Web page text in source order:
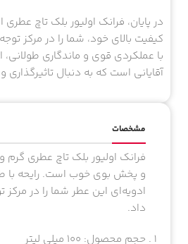
در پایان، فرانک اولیور بلک تاچ
کیفیت بالای خود، شما را در مرکز
با عملکردی قوی و ماندگاری طولانی،
آقایانی است که به دنبال
مشخصات
فرانک اولیور بلک تاچ عطری گرم و
و پخش بوی خوب است. رایحه با
ادویه‌ای این عطر شما را در مرکز
داد.
حجم محصول: ۱۰۰ میلی لیتر